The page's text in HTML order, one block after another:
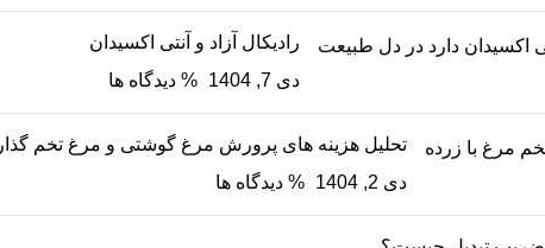
رادیکال آزاد و آنتی اکسیدان
دی 7, 1404
% دیدگاه ها
تحلیل هزینه های پرورش مرغ گوشتی و مرغ تخم گذار
دی 2, 1404
% دیدگاه ها